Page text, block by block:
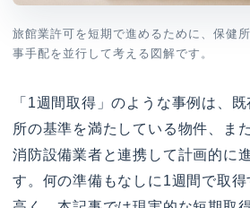
旅館業許可を短期で進めるために、保健
事手配を並行して考える図解です。
「1週間取得」のような事例は、
所の基準を満たしている物件、ま
消防設備業者と連携して計画的に
す。何の準備もなしに1週間で取